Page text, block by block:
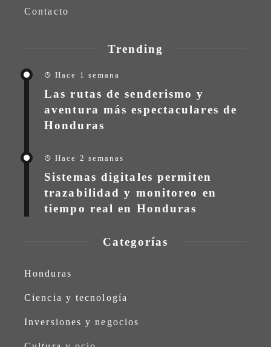
Contacto
Trending
Hace 1 semana
Las rutas de senderismo y
aventura más espectaculares de
Honduras
Hace 2 semanas
Sistemas digitales permiten
trazabilidad y monitoreo en
tiempo real en Honduras
Categorías
Honduras
Ciencia y tecnología
Inversiones y negocios